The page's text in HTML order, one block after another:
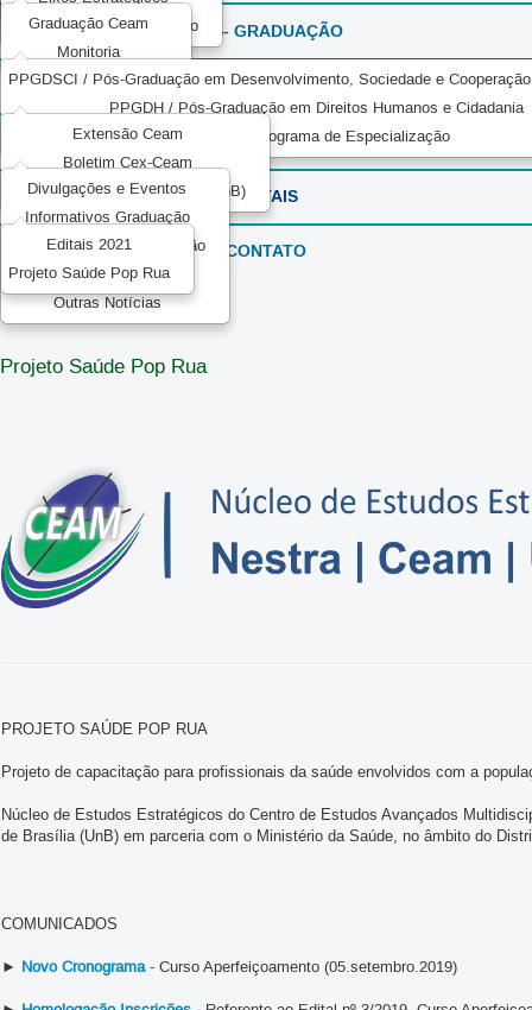
Serviço Voluntário - Adesão
Graduação Ceam
Monitoria
PÓS- GRADUAÇÃO
PPGDSCI / Pós-Graduação em Desenvolvimento, Sociedade e
PPGDH / Pós-Graduação em Direitos Humanos e Cidadania
EPPJID / Programa de Especialização
EXTENSÃO
Extensão Ceam
Boletim Cex-Ceam
Decanato de Extensão (DEX/UnB)
CEAM COMUNICA
Divulgações e Eventos
Informativos Graduação
Informativos Pós-Graduação
Informativos UnB
Outras Notícias
EDITAIS
Editais 2021
Projeto Saúde Pop Rua
CONTATO
Projeto Saúde Pop Rua
PROJETO SAÚDE POP RUA
Projeto de capacitação para profissionais da saúde envolvidos com a
Núcleo de Estudos Estratégicos do Centro de Estudos Avançados
de Brasília (UnB) em parceria com o Ministério da Saúde, no âmbito do
COMUNICADOS
► Novo Cronograma- Curso Aperfeiçoamento (05.setembro.2019)